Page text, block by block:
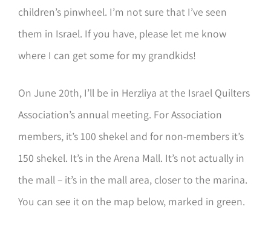
children’s pinwheel. I’m not sure that I’ve seen
them in Israel. If you have, please let me know
where I can get some for my grandkids!
On June 20th, I’ll be in Herzliya at the Israel Quilters
Association’s annual meeting. For Association
members, it’s 100 shekel and for non-members it’s
150 shekel. It’s in the Arena Mall. It’s not actually in
the mall – it’s in the mall area, closer to the marina.
You can see it on the map below, marked in green.